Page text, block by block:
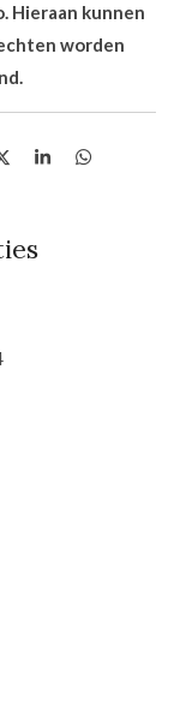
Hieraan kunnen
worden
D
S
D